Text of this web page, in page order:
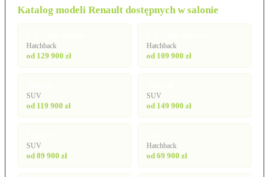
Katalog modeli Renault dostępnych w salonie
Hatchback
od 129 900 zł
Hatchback
od 109 900 zł
SUV
od 119 900 zł
SUV
od 149 900 zł
SUV
od 89 900 zł
Hatchback
od 69 900 zł